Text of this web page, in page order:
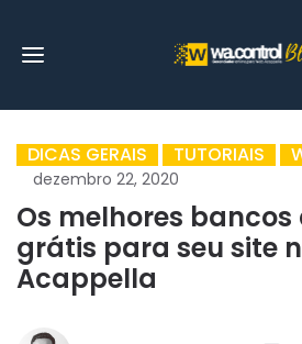
DICAS GERAIS TUTORIAIS
dezembro 22, 2020
Os melhores bancos
grátis para seu site
Acappella